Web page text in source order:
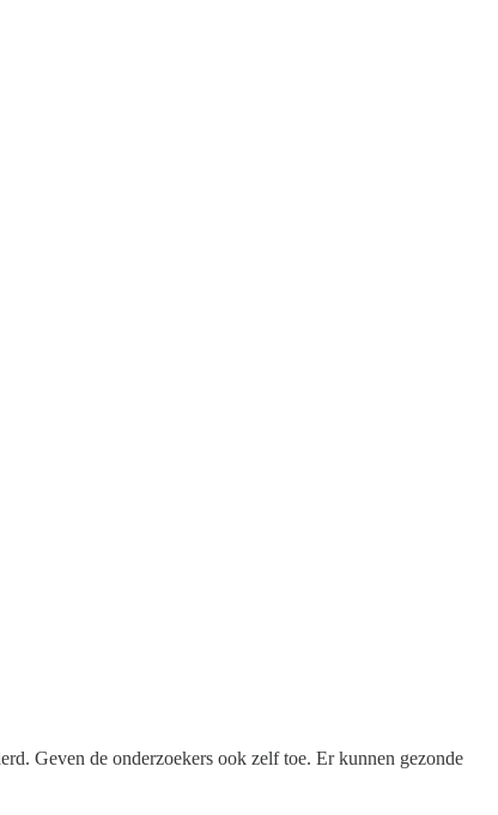
Geven de onderzoekers ook zelf toe. Er kunnen gezonde